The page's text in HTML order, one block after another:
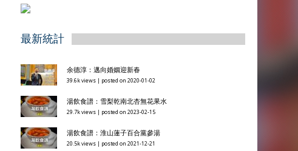
最新統計
余德淳：邁向婚姻迎新春
39.6k views posted on 2020-01-02
湯飲食譜：雪梨乾南北杏無花果水
29.7k views posted on 2023-02-15
湯飲食譜：淮山蓮子百合黨參湯
20.5k views posted on 2021-12-21